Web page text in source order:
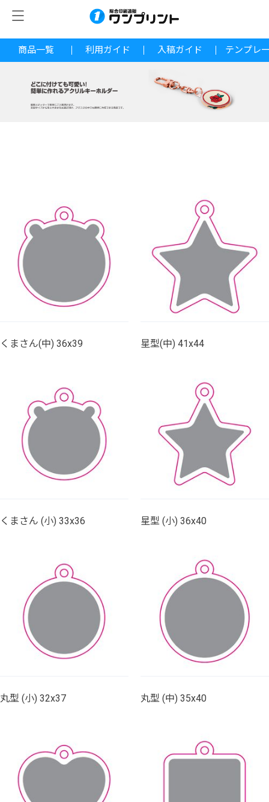
商品一覧 利用ガイド 入稿ガイド テンプレ
くまさん(中) 36x39 星型(中) 41x44
くまさん (小) 33x36 星型 (小) 36x40
丸型 (小) 32x37 丸型 (中) 35x40